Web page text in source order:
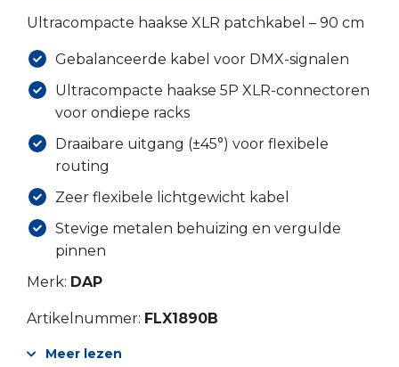
Ultracompacte haakse XLR patchkabel – 90 cm
Gebalanceerde kabel voor DMX-signalen
Ultracompacte haakse 5P XLR-connectoren
voor ondiepe racks
Draaibare uitgang (±45°) voor flexibele
routing
Zeer flexibele lichtgewicht kabel
Stevige metalen behuizing en vergulde
pinnen
Merk: DAP
Artikelnummer: FLX1890B
Meer lezen